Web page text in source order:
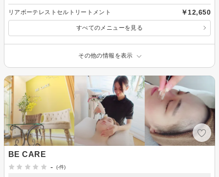
リアボーテレストセルトリートメント ￥12,650
すべてのメニューを見る
その他の情報を表示
BE CARE
-
(-件)